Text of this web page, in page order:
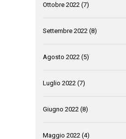
Ottobre 2022 (7)
Settembre 2022 (8)
Agosto 2022 (5)
Luglio 2022 (7)
Giugno 2022 (8)
Maggio 2022 (4)